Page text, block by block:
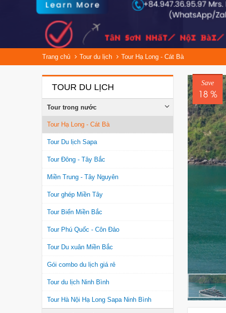
Trang chủ Tour du lịch Tour Hạ Long - Cát Bà
TOUR DU LỊCH
Tour trong nước
Tour Hạ Long - Cát Bà
Tour Du lịch Sapa
Tour Đông - Tây Bắc
Miền Trung - Tây Nguyên
Tour ghép Miền Tây
Tour Biển Miền Bắc
Tour Phú Quốc - Côn Đảo
Tour Du xuân Miền Bắc
Gói combo du lịch giá rẻ
Tour du lịch Ninh Bình
Tour Hà Nội Hạ Long Sapa Ninh Bình
Save
18 %